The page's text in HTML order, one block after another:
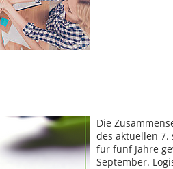
Die
des aktuellen 7.
für fünf Jahre
September.